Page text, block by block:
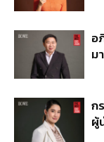
อ
ม
ก
ผู้